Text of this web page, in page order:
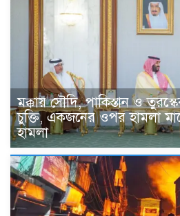
মক্কায় সৌদি, পাকিস্তান ও
চুক্তি, একজনের ওপর হামলা
হামলা